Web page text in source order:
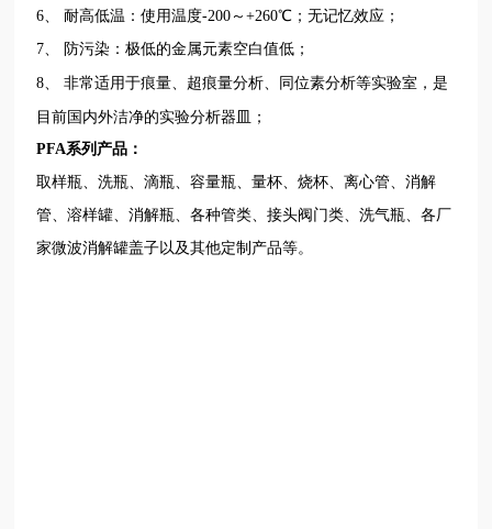
6、 耐高低温：使用温度-200～+260℃；无记忆效应；
7、
防污染：极低的金属元素空白值低；
8、非常适用于痕量、超痕量分析、同位素分析等实验室，是
目前国内外洁净的实验分析器皿；
PFA系列产品：
取样瓶、洗瓶、滴瓶、容量瓶、量杯、烧杯、离心管、消解
管、溶样罐、消解瓶、各种管类、接头阀门类、洗气瓶、各厂
家微波消解罐盖子以及其他定制产品等。